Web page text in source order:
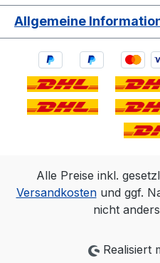
Allgemeine
Alle Preise inkl.
Versandkostenund ggf.
nicht
Realisiert